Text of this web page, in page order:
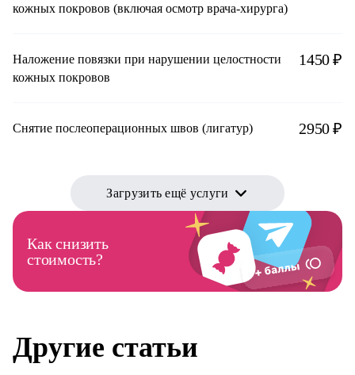
кожных покровов (включая осмотр врача-хирурга)
Наложение повязки при нарушении целостности
кожных покровов
1450 ₽
Снятие послеоперационных швов (лигатур) 2950 ₽
Загрузить ещё услуги
Как снизить
стоимость?
Другие статьи